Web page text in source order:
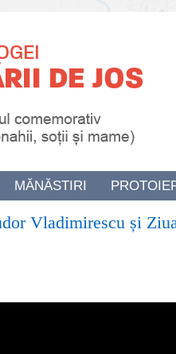
MĂNĂSTIRI
Vladimirescu și